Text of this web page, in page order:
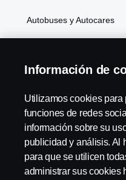
Autobuses y Autocares
Atributos
Scania in Your Region:
Información de
Utilizamos cookies
funciones de redes
información sobre su
publicidad y análisis. Al
para que se utilicen
administrar sus cookies